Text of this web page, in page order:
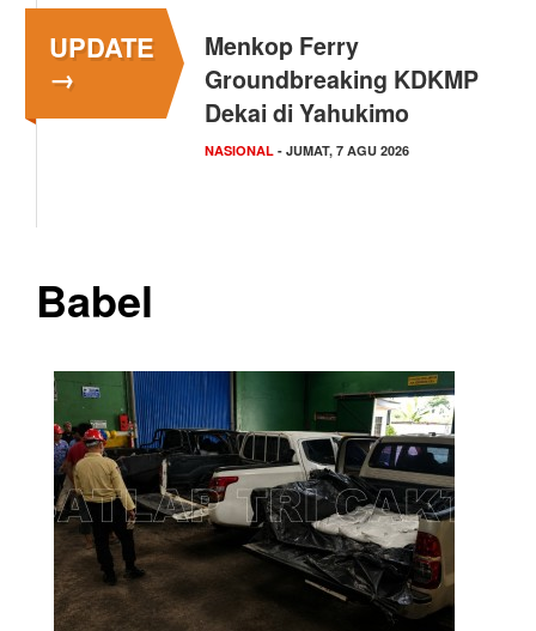
UPDATE
→
Menkop Ferry
Groundbreaking KDKMP
Dekai di Yahukimo
NASIONAL - JUMAT, 7 AGU 2026
Babel